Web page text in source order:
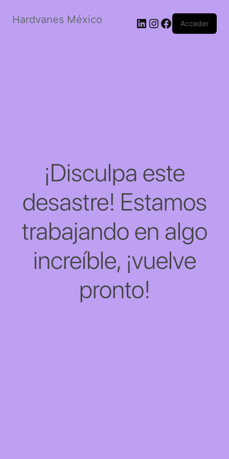
Hardvanes México LinkedIn
Instagram
Facebook
Acceder
¡Disculpa este
desastre! Estamos
trabajando en algo
increíble, ¡vuelve
pronto!